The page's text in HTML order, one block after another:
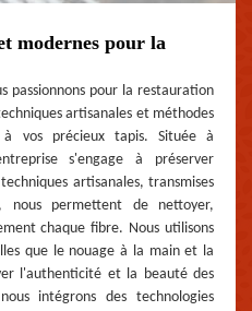
modernes pour la
passionnons pour la restauration
artisanales et méthodes
vos précieux tapis. Située à
s'engage à préserver
artisanales, transmises
nous permettent de nettoyer,
chaque fibre. Nous utilisons
que le nouage à la main et la
l'authenticité et la beauté des
intégrons des technologies